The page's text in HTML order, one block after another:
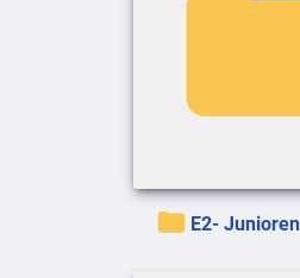
E2- Junioren